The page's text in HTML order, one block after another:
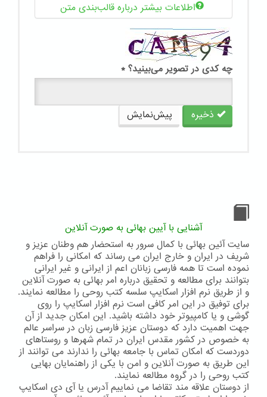
اطلاعات بیشتر درباره قالب‌بندی متن
چه کدی در تصویر می‌بینید؟ *
ذخیره پیش‌نمایش
آشنایی با آیین بهائی به صورت آنلاین
سایت آئین بهائی با کمال سرور به استحضار هم وطنان عزیز و
شریف در ایران و خارج ایران می رساند که امکانی را فراهم
نموده است تا همه فارسی زبانان اعم از ایرانی و غیر ایرانی
بتوانند برای مطالعه و تحقیق درباره امر بهائی به صورت آنلاین
و از طریق نرم افزار اسکایپ سلسه کتب روحی را مطالعه نمایند.
برای توفیق در این امر کافی است نرم افزار اسکایپ را روی
گوشی و یا کامپیوتر خود داشته باشید. این امکان جدید از آن
جهت اهمیت دارد که دوستان عزیز فارسی زبان در سراسر عالم
به خصوص در کشور مقدس ایران در تمام شهرها و روستاهای
دوردست که امکان تماس با جامعه بهائی را ندارند می توانند از
این طریق به صورت آنلاین و امن با یکی از راهنمایان بهایی
کتب روحی را در گروه مطالعه نمایند.
از دوستان علاقه مند تقاضا می نماییم آدرس یا آی دی اسکایپ